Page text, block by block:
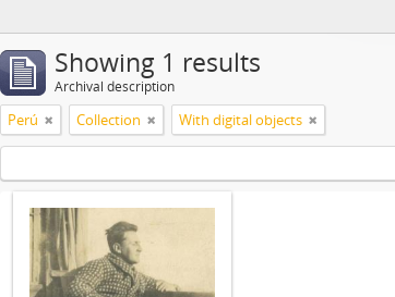
Showing 1 results
Archival description
Perú Collection With digital objects